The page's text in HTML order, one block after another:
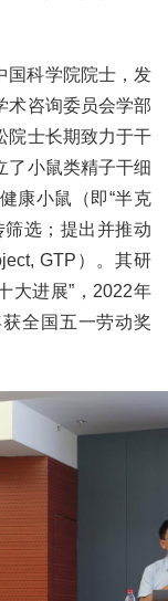
国科学院院士，发
术咨询委员会学部
院士长期致力于干
了小鼠类精子干细
康小鼠（即“半克
筛选；提出并推动
GTP）。其研
大进展”，2022年
全国五一劳动奖